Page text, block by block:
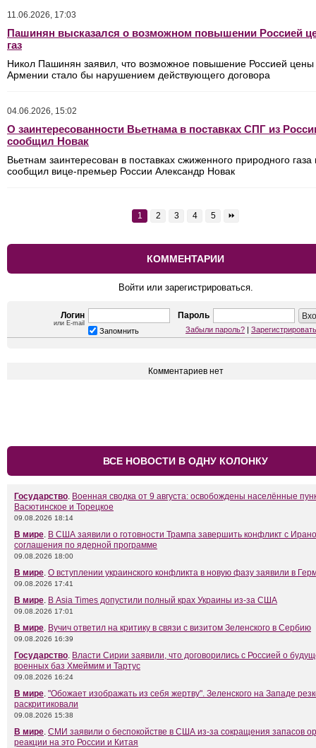
11.06.2026, 17:03
Пашинян высказался о возможном повышении Россией
газ
Никол Пашинян заявил, что возможное повышение Россией цены
Армении стало бы нарушением действующего договора
04.06.2026, 15:02
О заинтересованности Вьетнама в поставках СПГ из
сообщил Новак
Вьетнам заинтересован в поставках сжиженного природного газа
сообщил вице-премьер России Александр Новак
1 2 3 4 5 ⏩
КОММЕНТАРИИ
Войти или зарегистрироваться.
Логин
или E-mail
Пароль
Запомнить Забыли пароль? |
Комментариев нет
ВСЕ НОВОСТИ В ОДНУ КОЛОНКУ
Государство. Военная сводка от 9 августа: освобождены населённые
Васютинское и Торецкое
09.08.2026 18:14
В мире. В США заявили о готовности Трампа завершить конфликт с
соглашения по ядерной программе
09.08.2026 18:00
В мире. О вступлении украинского конфликта в новую фазу заявили в
09.08.2026 17:41
В мире. В Asia Times допустили полный крах Украины из-за США
09.08.2026 17:01
В мире. Вучич ответил на критику в связи с визитом Зеленского в Сербию
09.08.2026 16:39
Государство. Власти Сирии заявили, что договорились с Россией о
военных баз Хмеймим и Тартус
09.08.2026 16:24
В мире. "Обожает изображать из себя жертву". Зеленского на Западе
раскритиковали
09.08.2026 15:38
В мире. СМИ заявили о беспокойстве в США из-за сокращения запасов
реакции на это России и Китая